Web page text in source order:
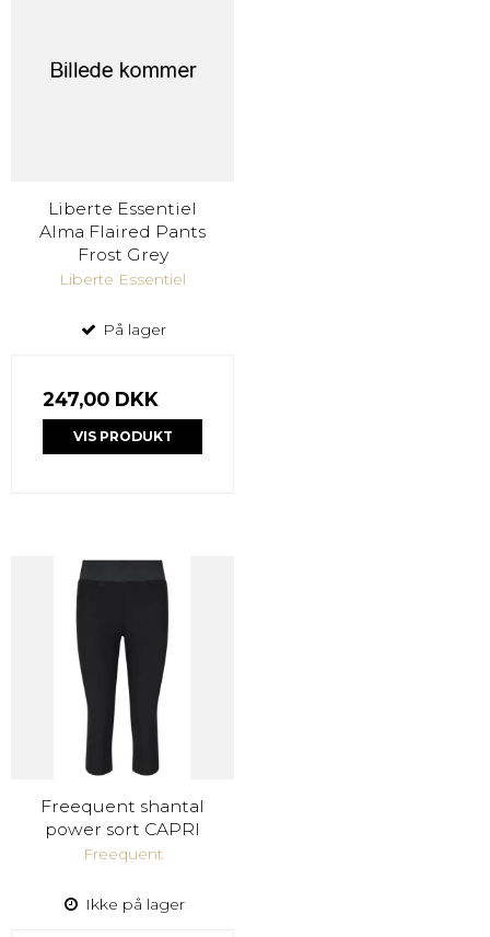
Liberte Essentiel
Alma Flaired Pants
Frost Grey
Liberte Essentiel
På lager
247,00 DKK
VIS PRODUKT
Freequent shantal
power sort CAPRI
Freequent
Ikke på lager